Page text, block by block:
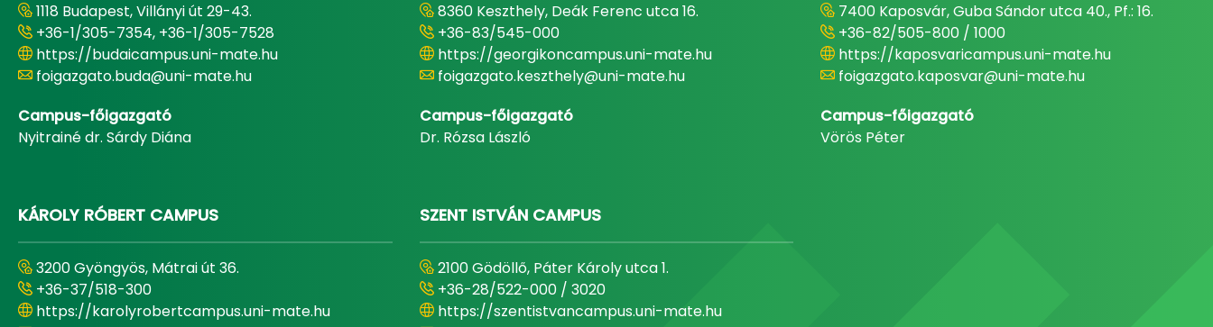
1118 Budapest, Villányi út 29-43.
+36-1/305-7354, +36-1/305-7528
https://budaicampus.uni-mate.hu
foigazgato.buda@uni-mate.hu
Campus-főigazgató
Nyitrainé dr. Sárdy Diána
8360 Keszthely, Deák Ferenc utca 16.
+36-83/545-000
https://georgikoncampus.uni-mate.hu
foigazgato.keszthely@uni-mate.hu
Campus-főigazgató
Dr. Rózsa László
7400 Kaposvár, Guba Sándor utca 40., Pf.: 16.
+36-82/505-800 / 1000
https://kaposvaricampus.uni-mate.hu
foigazgato.kaposvar@uni-mate.hu
Campus-főigazgató
Vörös Péter
KÁROLY RÓBERT CAMPUS
3200 Gyöngyös, Mátrai út 36.
+36-37/518-300
https://karolyrobertcampus.uni-mate.hu
SZENT ISTVÁN CAMPUS
2100 Gödöllő, Páter Károly utca 1.
+36-28/522-000 / 3020
https://szentistvancampus.uni-mate.hu